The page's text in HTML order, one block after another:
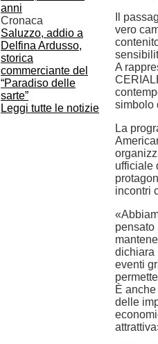
Cronaca
Saluzzo, addio a
Delfina Ardusso,
storica
commerciante del
“Paradiso delle
sarte”
Leggi tutte le notizie
Il
vero
A
simbolo
La
ufficiale
incontri
pensato
dichiara
eventi
È
delle